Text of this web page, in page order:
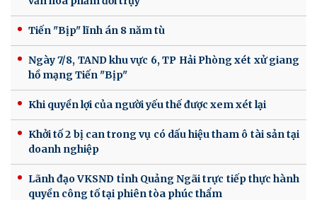
Tiến "Bịp" lĩnh án 8 năm tù
Ngày 7/8, TAND khu vực 6, TP Hải Phòng xét xử giang
hồ mạng Tiến "Bịp"
Khi quyền lợi của người yếu thế được xem xét lại
Khởi tố 2 bị can trong vụ có dấu hiệu tham ô tài sản tại
doanh nghiệp
Lãnh đạo VKSND tỉnh Quảng Ngãi trực tiếp thực hành
quyền công tố tại phiên tòa phúc thẩm